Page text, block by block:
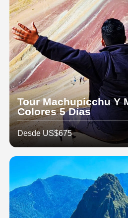
Tour Machupicchu Y
Colores 5 Días
Desde US$675